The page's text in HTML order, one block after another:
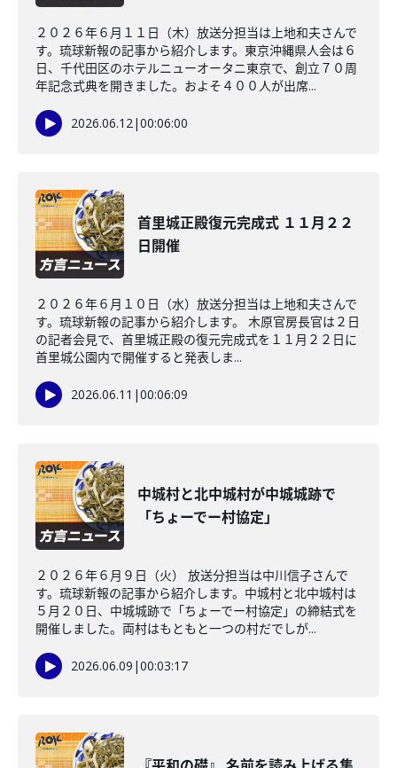
２０２６年６月１１日（木）放送分担当は上地和夫さんで
す。琉球新報の記事から紹介します。東京沖縄県人会は６
日、千代田区のホテルニューオータニ東京で、創立７０周
年記念式典を開きました。およそ４００人が出席...
2026.06.12|00:06:00
首里城正殿復元完成式 １１月２２
日開催
２０２６年６月１０日（水）放送分担当は上地和夫さんで
す。琉球新報の記事から紹介します。 木原官房長官は２日
の記者会見で、首里城正殿の復元完成式を１１月２２日に
首里城公園内で開催すると発表しま...
2026.06.11 |00:06:09
中城村と北中城村が中城城跡で
「ちょーでー村協定」
２０２６年６月９日（火） 放送分担当は中川信子さんで
す。琉球新報の記事から紹介します。中城村と北中城村は
５月２０日、中城城跡で「ちょーでー村協定」の締結式を
開催しました。両村はもともと一つの村だでしが...
2026.06.09 |00:03:17